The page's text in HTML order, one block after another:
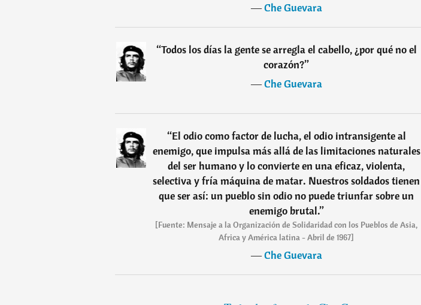
―Che Guevara
“Todos los días la gente se arregla el cabello, ¿por qué no el
corazón?”
―Che Guevara
“El odio como factor de lucha, el odio intransigente al
enemigo, que impulsa más allá de las limitaciones naturales
del ser humano y lo convierte en una eficaz, violenta,
selectiva y fría máquina de matar. Nuestros soldados tienen
que ser así: un pueblo sin odio no puede triunfar sobre un
enemigo brutal.”
[Fuente: Mensaje a la Organización de Solidaridad con los Pueblos de Asia,
Africa y América latina - Abril de 1967]
―Che Guevara